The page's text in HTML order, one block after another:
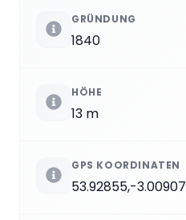
GRÜNDUNG
1840
HÖHE
13 m
GPS KOORDINATEN
53.92855,-3.00907